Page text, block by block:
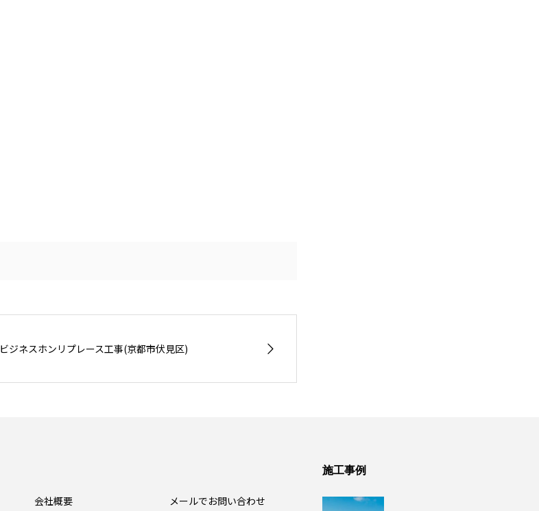
ビジネスホンリプレース工事(京都市伏見区)
会社概要 メールでお問い合わせ
施工事例